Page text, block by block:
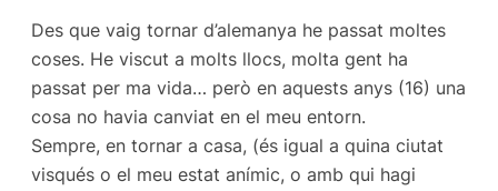
Des que vaig tornar d’alemanya he passat moltes
coses. He viscut a molts llocs, molta gent ha
passat per ma vida… però en aquests anys (16) una
cosa no havia canviat en el meu entorn.
Sempre, en tornar a casa, (és igual a quina ciutat
visqués o el meu estat anímic, o amb qui hagi